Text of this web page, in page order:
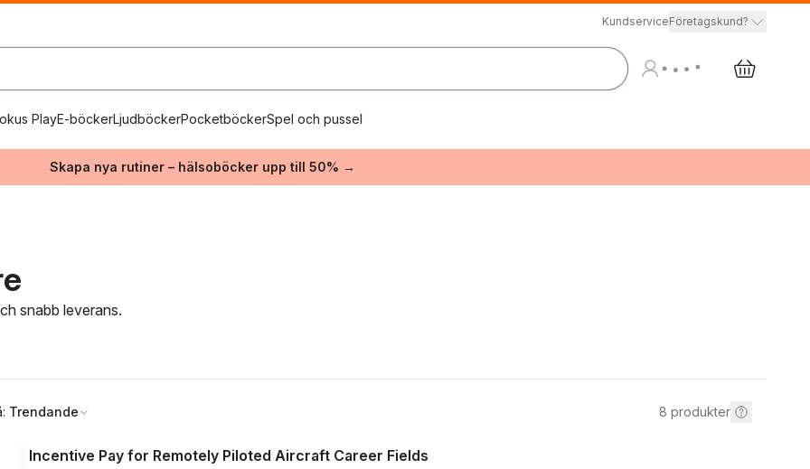
KundserviceFöretagskund?
PlayE-böckerLjudböckerPocketböckerSpel och pussel
Skapa nya rutiner – hälsoböcker upp till 50% →
snabb leverans.
Trendande 8 produkter
Incentive Pay for Remotely Piloted Aircraft Career Fields